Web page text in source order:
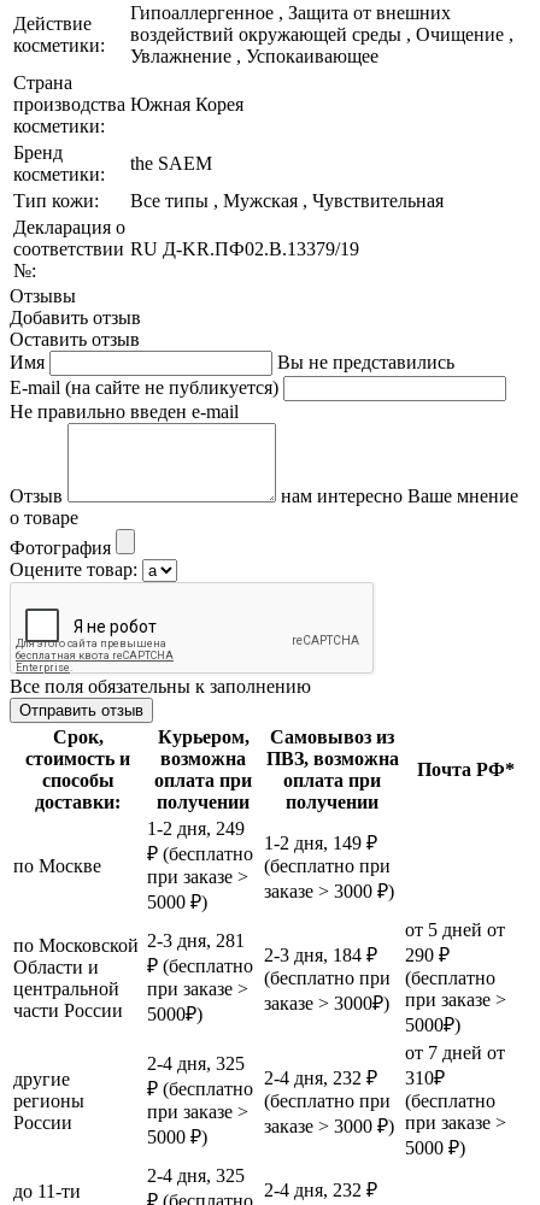
Действие
косметики:
Гипоаллергенное , Защита от внешних
воздействий окружающей среды , Очищение ,
Увлажнение , Успокаивающее
Страна
производства
косметики:
Южная Корея
Бренд
косметики:
the SAEM
Тип кожи:
Все типы , Мужская , Чувствительная
Декларация о
соответствии
№:
RU Д-KR.ПФ02.В.13379/19
Отзывы
Добавить отзыв
Оставить отзыв
Имя
Вы не представились
E-mail (на сайте не публикуется)
Не правильно введен e-mail
Отзыв
нам интересно Ваше мнение
о товаре
Фотография
Оцените товар:
Все поля обязательны к заполнению
Срок,
стоимость и
способы
доставки:
Курьером,
возможна
оплата при
получении
Самовывоз из
ПВЗ, возможна
оплата при
получении
Почта РФ*
по Москве
1-2 дня, 249
₽ (бесплатно
при заказе >
5000 ₽)
1-2 дня, 149 ₽
(бесплатно при
заказе > 3000 ₽)
по Московской
Области и
центральной
части России
2-3 дня, 281
₽ (бесплатно
при заказе >
5000₽)
2-3 дня, 184 ₽
(бесплатно при
заказе > 3000₽)
от 5 дней от
290 ₽
(бесплатно
при заказе >
5000₽)
другие
регионы
России
2-4 дня, 325
₽ (бесплатно
при заказе >
5000 ₽)
2-4 дня, 232 ₽
(бесплатно при
заказе > 3000 ₽)
от 7 дней от
310₽
(бесплатно
при заказе >
5000 ₽)
до 11-ти
2-4 дня, 325
₽ (бесплатно
2-4 дня, 232 ₽